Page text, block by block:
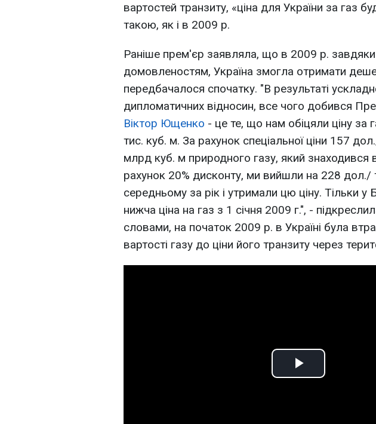
вартостей транзиту, «ціна для України за газ
такою, як і в 2009 р.
Раніше прем'єр заявляла, що в 2009 р.
домовленостям, Україна змогла отримати
передбачалося спочатку. "В результаті
дипломатичних відносин, все чого добився
Віктор Ющенко - це те, що нам обіцяли ціну за
тис. куб. м. За рахунок спеціальної ціни 157
млрд куб. м природного газу, який
рахунок 20% дисконту, ми вийшли на 228 дол./
середньому за рік і утримали цю ціну. Тільки у
нижча ціна на газ з 1 січня 2009 г.", -
словами, на початок 2009 р. в Україні була
вартості газу до ціни його транзиту через
Play